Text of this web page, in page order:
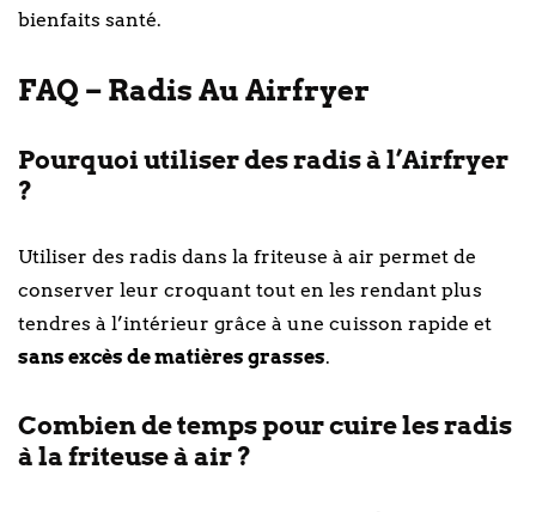
bienfaits santé.
FAQ – Radis Au Airfryer
Pourquoi utiliser des radis à l’Airfryer
?
Utiliser des radis dans la friteuse à air permet de
conserver leur croquant tout en les rendant plus
tendres à l’intérieur grâce à une cuisson rapide et
sans excès de matières grasses.
Combien de temps pour cuire les radis
à la friteuse à air ?